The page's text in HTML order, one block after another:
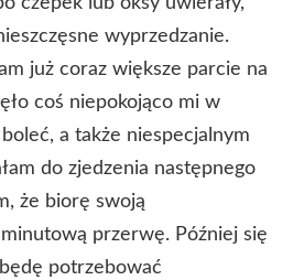
wyprzedzanie.
już coraz większe parcie na
coś niepokojąco mi w
a także niespecjalnym
do zjedzenia następnego
że biorę swoją
przerwę. Później się
potrzebować